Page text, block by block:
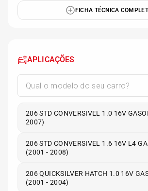
FICHA TÉCNICA
APLICAÇÕES
206 STD CONVERSIVEL 1.0 16V
2007)
206 STD CONVERSIVEL 1.6 16V L4
(2001 - 2008)
206 QUICKSILVER HATCH 1.0 16V
(2001 - 2004)